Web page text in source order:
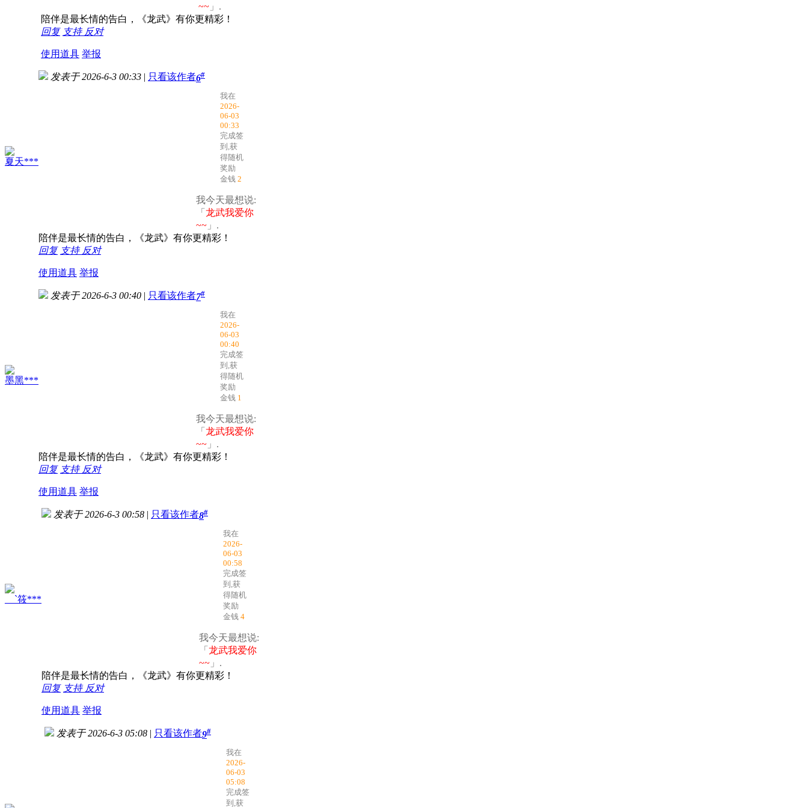
~~ 」.
陪伴是最长情的告白，《龙武》有你更精彩！
回复 支持 反对
使用道具 举报
夏天***
发表于 2026-6-3 00:33 | 只看该作者6#
我在
2026-
06-03
00:33
完成签
到,获
得随机
奖励
金钱 2
我今天最想说:
「 龙武我爱你
~~ 」.
陪伴是最长情的告白，《龙武》有你更精彩！
回复 支持 反对
使用道具 举报
墨黑***
发表于 2026-6-3 00:40 | 只看该作者7#
我在
2026-
06-03
00:40
完成签
到,获
得随机
奖励
金钱 1
我今天最想说:
「 龙武我爱你
~~ 」.
陪伴是最长情的告白，《龙武》有你更精彩！
回复 支持 反对
使用道具 举报
__`筱***
发表于 2026-6-3 00:58 | 只看该作者8#
我在
2026-
06-03
00:58
完成签
到,获
得随机
奖励
金钱 4
我今天最想说:
「 龙武我爱你
~~ 」.
陪伴是最长情的告白，《龙武》有你更精彩！
回复 支持 反对
使用道具 举报
发表于 2026-6-3 05:08 | 只看该作者9#
我在
2026-
06-03
05:08
完成签
到,获